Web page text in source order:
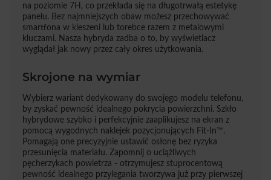
na poziomie 7H, co przekłada się na długotrwałą estetykę
panelu. Bez najmniejszych obaw możesz przechowywać
smartfona w kieszeni lub torebce razem z metalowymi
kluczami. Nasza hybryda zadba o to, by wyświetlacz
wyglądał jak nowy przez cały okres użytkowania.
Skrojone na wymiar
Wybierz wariant dedykowany do swojego modelu telefonu,
by zyskać pewność idealnego pokrycia powierzchni. Szkło
hybrydowe szybko i perfekcyjnie zaaplikujesz na ekran z
pomocą wygodnych naklejek pozycjonujących Fit-In™.
Pomagają one precyzyjnie ustawić osłonę bez ryzyka
przesunięcia materiału. Zapomnij o uciążliwych
pęcherzykach powietrza - otrzymujesz stuprocentową
pewność idealnego przylegania tworzywa już przy pierwszej